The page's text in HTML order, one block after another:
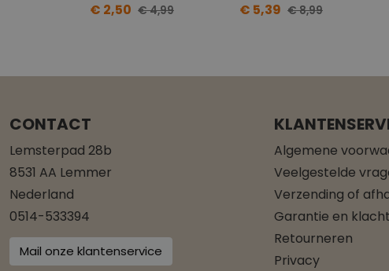
€ 2,50 € 4,99 € 5,39 € 8,99
CONTACT
Lemsterpad 28b
8531 AA Lemmer
Nederland
0514-533394
Mail onze klantenservice
Algemene
Veelgestelde
Verzending of
Garantie en
Retourneren
Privacy